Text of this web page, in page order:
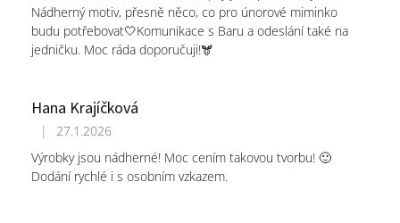
Nádherný motiv, přesně něco, co pro únorové miminko
budu potřebovat🤍Komunikace s Baru a odeslání také na
jedničku. Moc ráda doporučuji!🫎
Hana Krajíčková
Hodnocení obchodu je 5 z 5 hvězdiček.
|
27.1.2026
Výrobky jsou nádherné! Moc cením takovou tvorbu! 🙂
Dodání rychlé i s osobním vzkazem.